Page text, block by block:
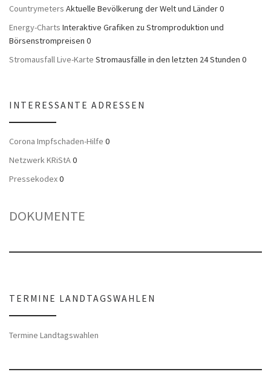
Countrymeters Aktuelle Bevölkerung der Welt und Länder 0
Energy-Charts Interaktive Grafiken zu Stromproduktion und
Börsenstrompreisen 0
Stromausfall Live-Karte Stromausfälle in den letzten 24 Stunden 0
INTERESSANTE ADRESSEN
Corona Impfschaden-Hilfe 0
Netzwerk KRiStA0
Pressekodex0
DOKUMENTE
TERMINE LANDTAGSWAHLEN
Termine Landtagswahlen